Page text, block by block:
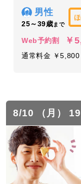
男性
25～39歳まで
Web予約割 ￥
通常料金 ￥5,800
8/10 （月）